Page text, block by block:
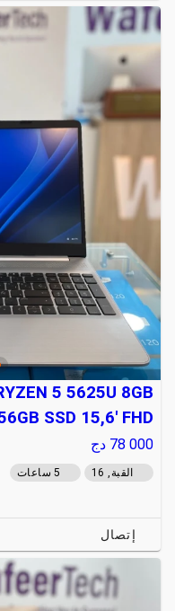
5 5625U 8GB
SSD 15,6' FHD
78 000 دج
القبة, 16 5 ساعات
إتصال